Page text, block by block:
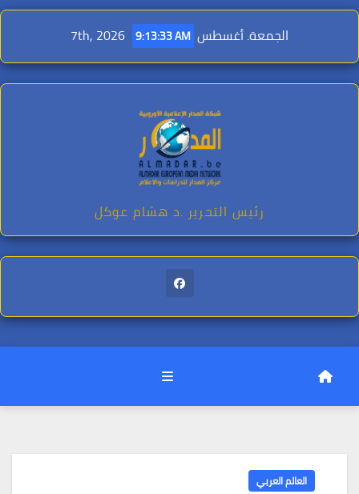
Skip
content
الجمعة. أغسطس 7th, 2026 9:13:35 AM
رئيس التحرير .د هشام عوكل
العالم العربي